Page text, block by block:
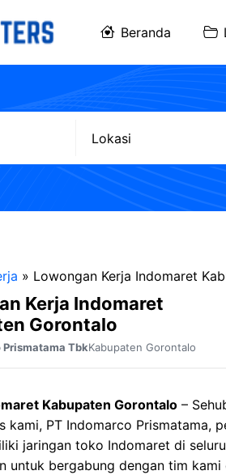
Beranda
» Lowongan Kerja Indomaret
Kerja Indomaret
Gorontalo
Prismatama TbkKabupaten Gorontalo
Kabupaten Gorontalo –
kami, PT Indomarco Prismatama,
jaringan toko Indomaret di
untuk bergabung dengan tim